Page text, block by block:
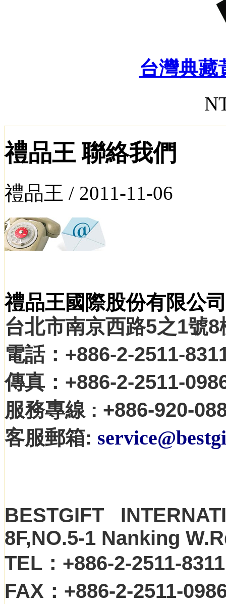
台灣典藏
禮品王 聯絡我們
禮品王 / 2011-11-06
禮品王國際股份有限公司
台北市南京西路5之1號8
電話：+886-2-2511-
傳真：+886-2-2511-
服務專線 : +886-920-
客服郵箱:
BESTGIFT
8F,NO.5-1 Nanking
TEL：+886-2-2511-
FAX：+886-2-2511-